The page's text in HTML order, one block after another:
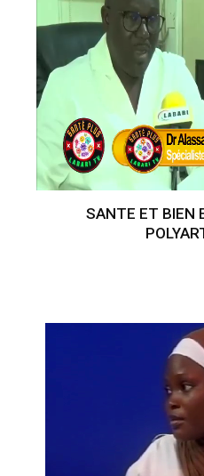
SANTE ET BIEN